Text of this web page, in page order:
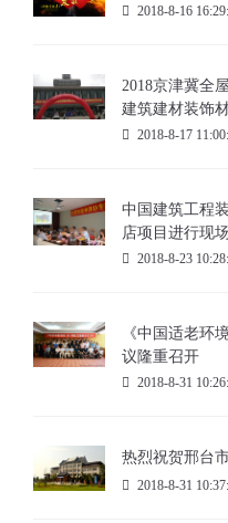
2018-8-16
2018京津冀全
建筑建材装饰
2018-8-17
中国建筑工程
店项目进行现
2018-8-23
《中国适老环
议隆重召开
2018-8-31
热烈祝贺邢台
2018-8-31